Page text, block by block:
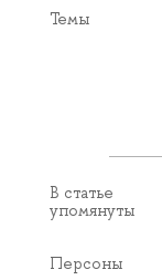
Темы
В статье
упомянуты
Персоны